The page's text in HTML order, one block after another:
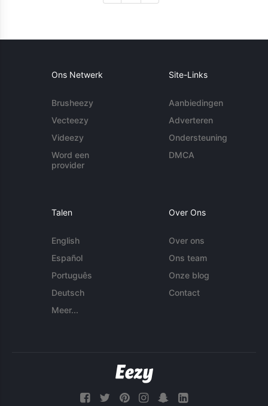
Ons Netwerk
Brusheezy
Vecteezy
Videezy
Word een
provider
Site-Links
Aanbiedingen
Adverteren
Ondersteuning
DMCA
Talen
English
Español
Português
Deutsch
Meer...
Over Ons
Over ons
Ons team
Onze blog
Contact